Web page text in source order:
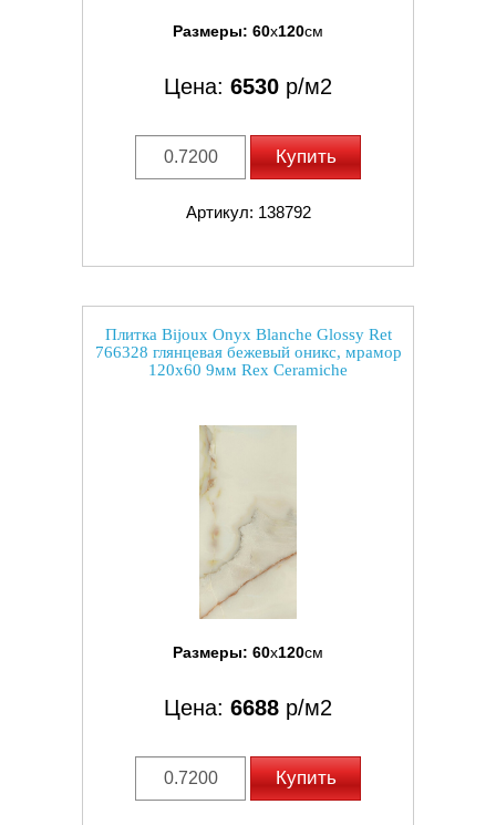
Размеры: 60x120см
Цена: 6530 р/м2
Купить
Артикул: 138792
Плитка Bijoux Onyx Blanche Glossy Ret
766328 глянцевая бежевый оникс, мрамор
120x60 9мм Rex Ceramiche
Размеры: 60x120см
Цена: 6688 р/м2
Купить